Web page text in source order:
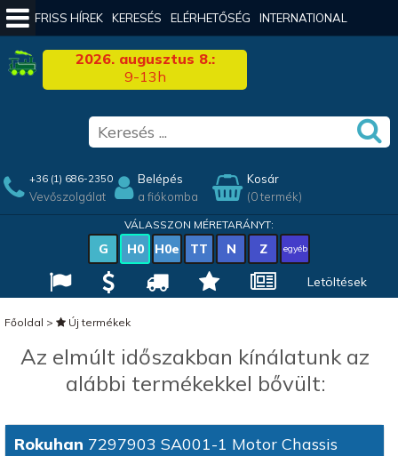
FRISS HÍREK KERESÉS ELÉRHETŐSÉG INTERNATIONAL
2026. augusztus 8.:
9-13h
+36 (1) 686-2350
Vevőszolgálat
Belépés
a fiókomba
Kosár
(0 termék)
VÁLASSZON MÉRETARÁNYT:
G H0 H0e TT N Z egyéb
Letöltések
Főoldal > Új termékek
Az elmúlt időszakban kínálatunk az
alábbi termékekkel bővült:
Rokuhan 7297903 SA001-1 Motor Chassis